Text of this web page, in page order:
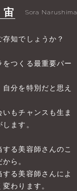
宙 Sora Narushima
知でしょうか？
つくる最重要パー
分を特別だと思え
もチャンスも生ま
ます。
る美容師さんのこ
ら。
る美容師さんによ
わります。